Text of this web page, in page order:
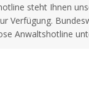
steht Ihnen
Verfügung.
Anwaltshotline